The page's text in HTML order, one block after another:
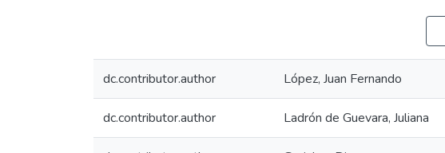
dc.contributor.author López, Juan Fernando
dc.contributor.author Ladrón de Guevara, Juliana